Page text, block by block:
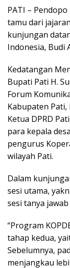
PATI –
tamu dari
kunjungan
Indonesia, Budi
Kedatangan
Bupati Pati H.
Forum
Kabupaten Pati,
Ketua DPRD
para kepala
pengurus
wilayah Pati.
Dalam
sesi utama,
sesi tanya
“Program
tahap kedua,
Sebelumnya,
menjangkau